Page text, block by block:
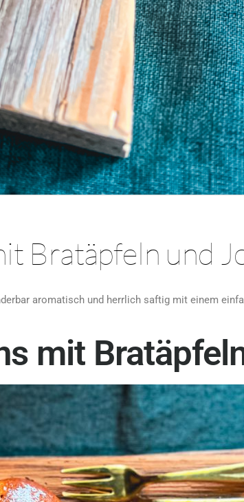
Bratäpfeln und
aromatisch und herrlich saftig mit einem
mit